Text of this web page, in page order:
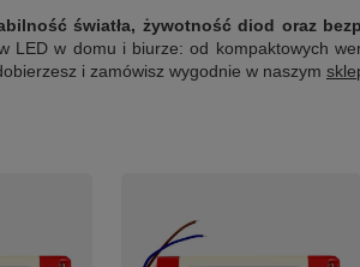
światła, żywotność diod oraz
LED w domu i biurze: od kompaktowych
i zamówisz wygodnie w naszym